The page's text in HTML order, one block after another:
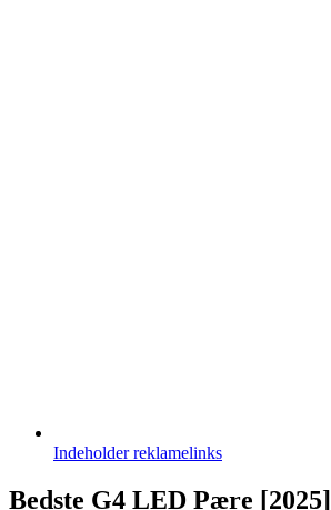
Indeholderreklamelinks
Bedste G4 LED Pære [2025]